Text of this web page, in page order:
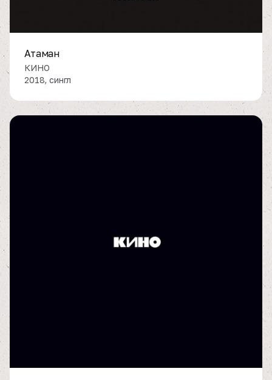
Атаман
КИНО
2018, сингл